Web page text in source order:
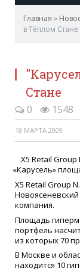
Главная »
в Тёплом Стане
Стане
0 1548
18 МАРТА 2009
X5 Retail
«Карусель»
X5 Retail Group
компания.
Площадь
портфель
из которых 70
В Москве и
находится 10